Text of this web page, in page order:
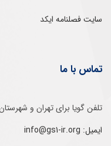
سایت فصلنامه ایکد
تماس با ما
تلفن‌ گویا برای‌ تهران‌‌ و‌ شهرستان‌ها:‌ ۵۲۱۲۴
ایمیل: info@gs1-ir.org